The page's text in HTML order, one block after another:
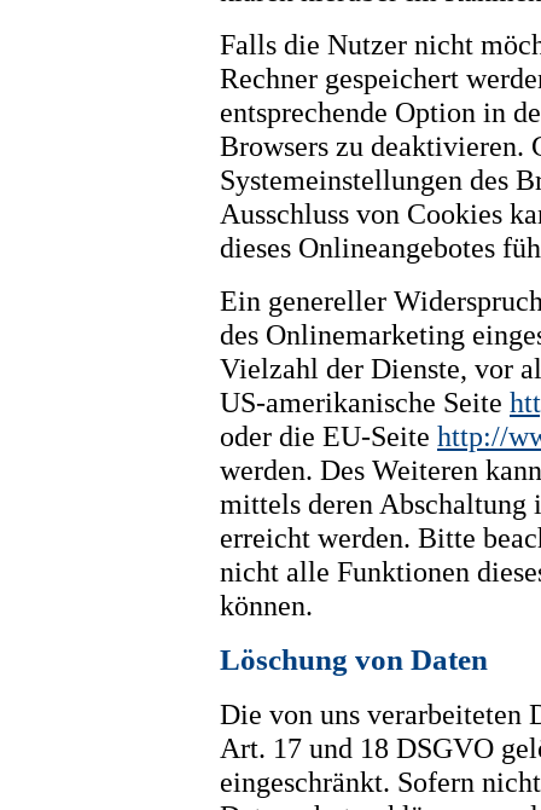
Falls die Nutzer nicht
Rechner gespeichert
entsprechende Option in
Browsers zu deaktivieren.
Systemeinstellungen des
Ausschluss von Cookies
dieses Onlineangebotes
Ein genereller
des Onlinemarketing
Vielzahl der Dienste, vor
US-amerikanische Seite
oder die EU-Seite http://
werden. Des Weiteren
mittels deren Abschaltung
erreicht werden. Bitte
nicht alle Funktionen
können.
Löschung von Daten
Die von uns verarbeiteten
Art. 17 und 18 DSGVO
eingeschränkt. Sofern